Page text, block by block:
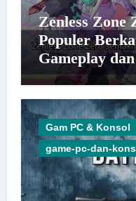
Zenless Zone
Populer
Gameplay
Berkualitas
Gam PC & Konsol
game-pc-dan-